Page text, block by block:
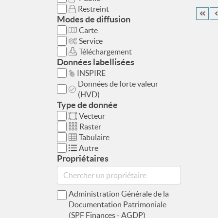
Restreint
Modes de diffusion
Carte
Service
Téléchargement
Données labellisées
INSPIRE
Données de forte valeur
(HVD)
Type de donnée
Vecteur
Raster
Tabulaire
Autre
Propriétaires
Administration Générale de la
Documentation Patrimoniale
(SPF Finances - AGDP)